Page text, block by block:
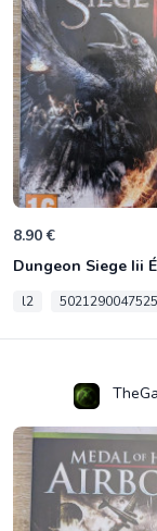
8.90 €
l2 5021290047525